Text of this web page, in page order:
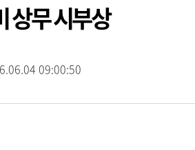
상무 시부상
09:00:50